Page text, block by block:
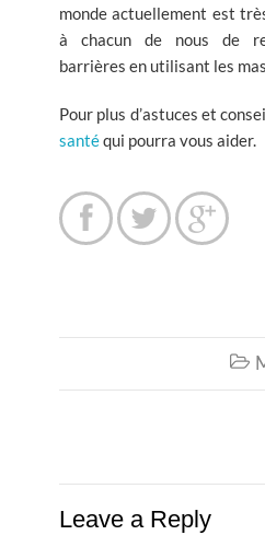
monde actuellement est
à chacun de nous de
barrières en utilisant les
Pour plus d’astuces et
santéqui pourra vous aider.
  

Leave a Reply